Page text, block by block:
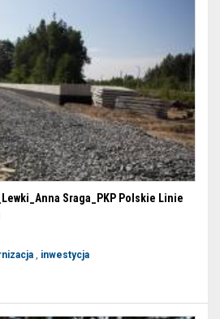
Sraga_PKP Polskie Linie
inwestycja